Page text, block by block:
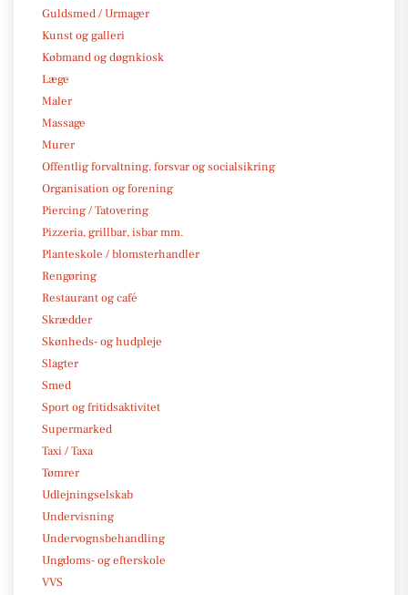
Guldsmed / Urmager
Kunst og galleri
Købmand og døgnkiosk
Læge
Maler
Massage
Murer
Offentlig forvaltning, forsvar og socialsikring
Organisation og forening
Piercing / Tatovering
Pizzeria, grillbar, isbar mm.
Planteskole / blomsterhandler
Rengøring
Restaurant og café
Skrædder
Skønheds- og hudpleje
Slagter
Smed
Sport og fritidsaktivitet
Supermarked
Taxi / Taxa
Tømrer
Udlejningselskab
Undervisning
Undervognsbehandling
Ungdoms- og efterskole
VVS